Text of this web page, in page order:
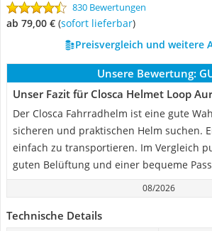
830 Bewertungen
ab 79,00 € ( Sofort lieferbar)
Preisvergleich und weitere
Unsere Bewertung:
Unser Fazit für Closca Helmet Loop
Der Closca Fahrradhelm ist eine gute
sicheren und praktischen Helm suchen.
einfach zu transportieren. Im Vergleich
guten Belüftung und einer bequeme
08/2026
Technische Details